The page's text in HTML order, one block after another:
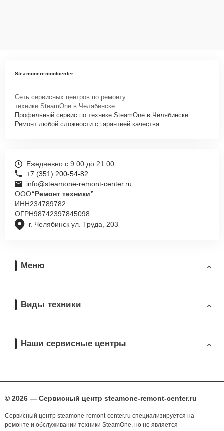
Steamoneremontcenter
Сеть сервисных центров по ремонту
техники SteamOne в Челябинске.
Профильный сервис по технике SteamOne в Челябинске.
Ремонт любой сложности с гарантией качества.
г. Челябинск ул. Труда, 203
Ежедневно с 9:00 до 21:00
+7 (351) 200-54-82
info@steamone-remont-center.ru
ООО“Ремонт техники”
ИНН234789782
ОГРН98742397845098
Меню
Виды техники
Наши сервисные центры
© 2026 — Сервисный центр steamone-remont-center.ru
Сервисный центр steamone-remont-center.ru специализируется на
ремонте и обслуживании техники SteamOne, но не является